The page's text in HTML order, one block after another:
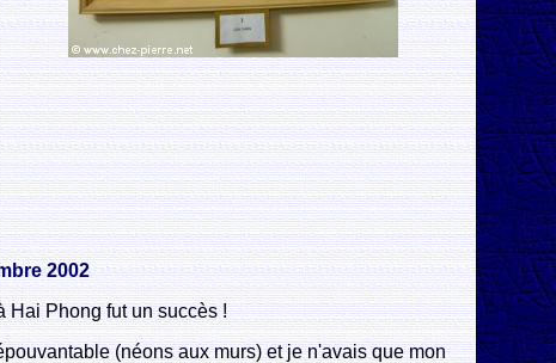
2002
Hai Phong fut un succès !
(néons aux murs) et je n'avais que mon